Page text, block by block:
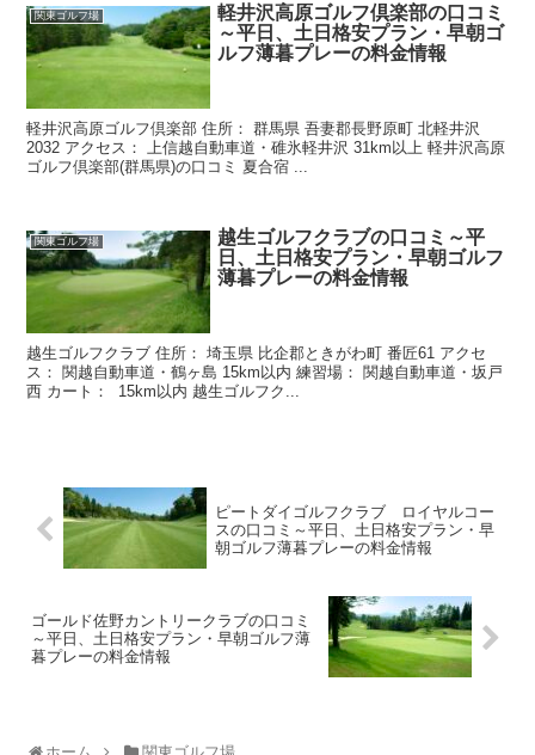
関東ゴルフ場
軽井沢高原ゴルフ倶楽部の口コミ
～平日、土日格安プラン・早朝ゴ
ルフ薄暮プレーの料金情報
軽井沢高原ゴルフ倶楽部 住所： 群馬県 吾妻郡長野原町 北軽井沢
2032 アクセス： 上信越自動車道・碓氷軽井沢 31km以上 軽井沢高原
ゴルフ倶楽部(群馬県)の口コミ 夏合宿 ...
関東ゴルフ場
越生ゴルフクラブの口コミ～平
日、土日格安プラン・早朝ゴルフ
薄暮プレーの料金情報
越生ゴルフクラブ 住所： 埼玉県 比企郡ときがわ町 番匠61 アクセ
ス： 関越自動車道・鶴ヶ島 15km以内 練習場： 関越自動車道・坂戸
西 カート： 15km以内 越生ゴルフク...
ピートダイゴルフクラブ ロイヤルコー
スの口コミ～平日、土日格安プラン・早
朝ゴルフ薄暮プレーの料金情報
ゴールド佐野カントリークラブの口コミ
～平日、土日格安プラン・早朝ゴルフ薄
暮プレーの料金情報